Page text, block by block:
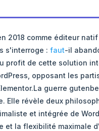
2018 comme éditeur
s'interroge : faut-il
profit de cette solution
opposant les
guerre
Elle révèle deux
et intégrée de
la flexibilité maximale